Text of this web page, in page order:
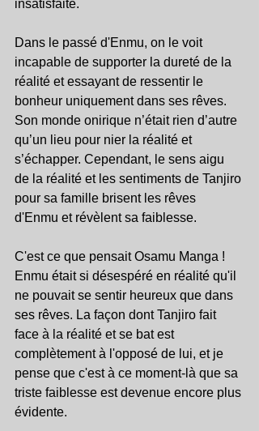
insatisfaite.
Dans le passé d'Enmu, on le voit
incapable de supporter la dureté de la
réalité et essayant de ressentir le
bonheur uniquement dans ses rêves.
Son monde onirique n’était rien d’autre
qu’un lieu pour nier la réalité et
s’échapper. Cependant, le sens aigu
de la réalité et les sentiments de Tanjiro
pour sa famille brisent les rêves
d'Enmu et révèlent sa faiblesse.
C'est ce que pensait Osamu Manga !
Enmu était si désespéré en réalité qu'il
ne pouvait se sentir heureux que dans
ses rêves. La façon dont Tanjiro fait
face à la réalité et se bat est
complètement à l'opposé de lui, et je
pense que c'est à ce moment-là que sa
triste faiblesse est devenue encore plus
évidente.